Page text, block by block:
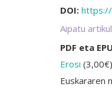
DOI:
Aipatu
PDF eta
Erosi (3,00€)
Euskararen